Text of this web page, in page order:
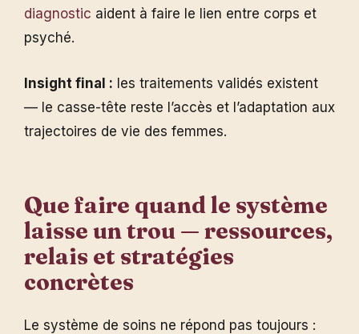
diagnostic aident à faire le lien entre corps et
psyché.
Insight final : les traitements validés existent
— le casse-tête reste l’accès et l’adaptation aux
trajectoires de vie des femmes.
Que faire quand le système
laisse un trou — ressources,
relais et stratégies
concrètes
Le système de soins ne répond pas toujours :